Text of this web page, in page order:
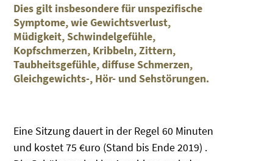
Dies gilt insbesondere für unspezifische
Symptome, wie Gewichtsverlust,
Müdigkeit, Schwindelgefühle,
Kopfschmerzen, Kribbeln, Zittern,
Taubheitsgefühle, diffuse Schmerzen,
Gleichgewichts-, Hör- und Sehstörungen.
Eine Sitzung dauert in der Regel 60 Minuten
und kostet 75 €uro (Stand bis Ende 2019) .